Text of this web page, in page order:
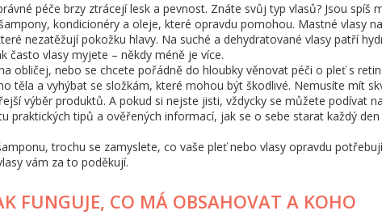
péče brzy ztrácejí lesk a pevnost. Znáte svůj typ vlasů? Jsou spíš
kondicionéry a oleje, které opravdu pomohou. Mastné vlasy
nezatěžují pokožku hlavy. Na suché a dehydratované vlasy patří
často vlasy myjete – někdy méně je více.
obličej, nebo se chcete pořádně do hloubky věnovat péči o pleť s
těla a vyhýbat se složkám, které mohou být škodlivé. Nemusíte mít
výběr produktů. A pokud si nejste jisti, vždycky se můžete podívat
praktických tipů a ověřených informací, jak se o sebe starat každý
trochu se zamyslete, co vaše pleť nebo vlasy opravdu
vám za to poděkují.
FUNGUJE, CO MÁ OBSAHOVAT A KOHO